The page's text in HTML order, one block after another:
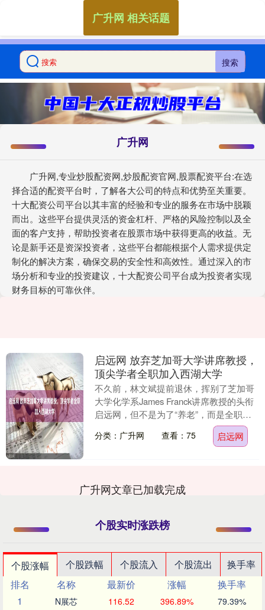
搜索
广升网
广升网,专业炒股配资网,炒股配资官网,股票配资平台:在选
择合适的配资平台时，了解各大公司的特点和优势至关重要。
十大配资公司平台以其丰富的经验和专业的服务在市场中脱颖
而出。这些平台提供灵活的资金杠杆、严格的风险控制以及全
面的客户支持，帮助投资者在股票市场中获得更高的收益。无
论是新手还是资深投资者，这些平台都能根据个人需求提供定
制化的解决方案，确保交易的安全性和高效性。通过深入的市
场分析和专业的投资建议，十大配资公司平台成为投资者实现
财务目标的可靠伙伴。
广升网 相关话题
启远网 放弃芝加哥大学讲席教授，
顶尖学者全职加入西湖大学
不久前，林文斌提前退休，挥别了芝加哥
大学化学系James Franck讲席教授的头衔
启远网，但不是为了“养老”，而是全职加
入西湖大学任讲席教授。他和家人都认
为，....
分类：广升网 查看：75 启远网
广升网文章已加载完成
个股实时涨跌榜
个股涨幅 个股跌幅 个股流入 个股流出
换手率
排名
名称 最新价 涨幅
换手率
1
N展芯 116.52 396.89% 79.39%